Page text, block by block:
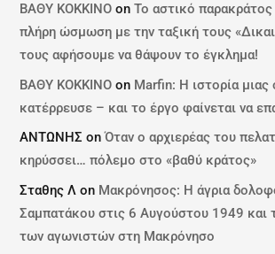
ΒΑΘΥ ΚΟΚΚΙΝΟ onΤο αστικό
πλήρη ώσμωση με την ταξική τους
τους αφήσουμε να θάψουν το έγκλημα!
ΒΑΘΥ ΚΟΚΚΙΝΟ on Marfin: Η ιστορία
κατέρρευσε – και το έργο φαίνεται να
ΑΝΤΩΝΗΣ onΌταν ο αρχιερέας του
κηρύσσει… πόλεμο στο «βαθύ κράτος»
Σταθης Λ on Μακρόνησος: Η άγρια
Σαμπατάκου στις 6 Αυγούστου 1949 και
των αγωνιστών στη Μακρόνησο